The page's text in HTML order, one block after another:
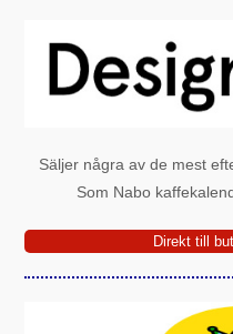
Säljer några av de mest
Som Nabo
Direkt till